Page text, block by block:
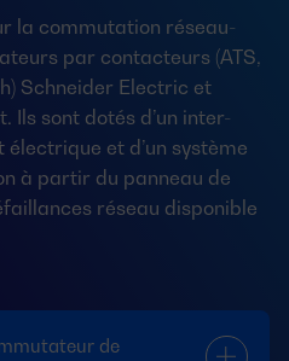
la commutation réseau-
par contacteurs (ATS,
Schneider Electric et
sont dotés d’un inter-
et d’un système
à partir du panneau de
réseau disponible
de